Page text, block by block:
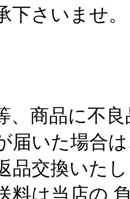
下さいませ。
、商品に不
届いた場合
品交換いた
料は当店の